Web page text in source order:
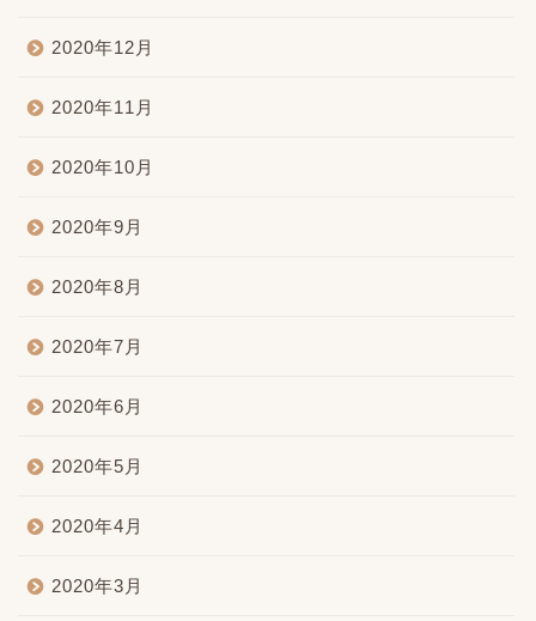
2020年12月
2020年11月
2020年10月
2020年9月
2020年8月
2020年7月
2020年6月
2020年5月
2020年4月
2020年3月